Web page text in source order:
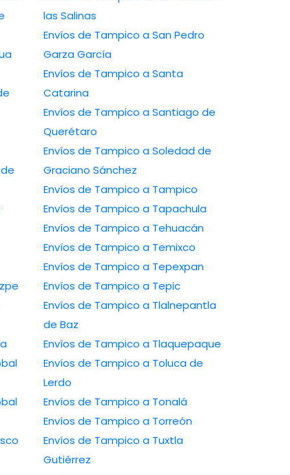
Arizpe
las Salinas
Envíos de Tampico a San Pedro
Garza García
Envíos de Tampico a Santa
Catarina
Envíos de Tampico a Santiago de
Querétaro
Envíos de Tampico a Soledad de
Graciano Sánchez
Envíos de Tampico a Tampico
Envíos de Tampico a Tapachula
Envíos de Tampico a Tehuacán
Envíos de Tampico a Temixco
Envíos de Tampico a Tepexpan
Envíos de Tampico a Tepic
Envíos de Tampico a Tlalnepantla
de Baz
Envíos de Tampico a Tlaquepaque
Envíos de Tampico a Toluca de
Lerdo
Envíos de Tampico a Tonalá
Envíos de Tampico a Torreón
Envíos de Tampico a Tuxtla
Gutiérrez